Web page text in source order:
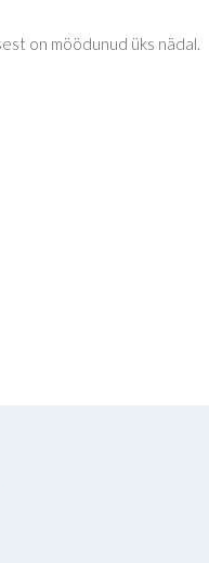
on möödunud üks nädal.